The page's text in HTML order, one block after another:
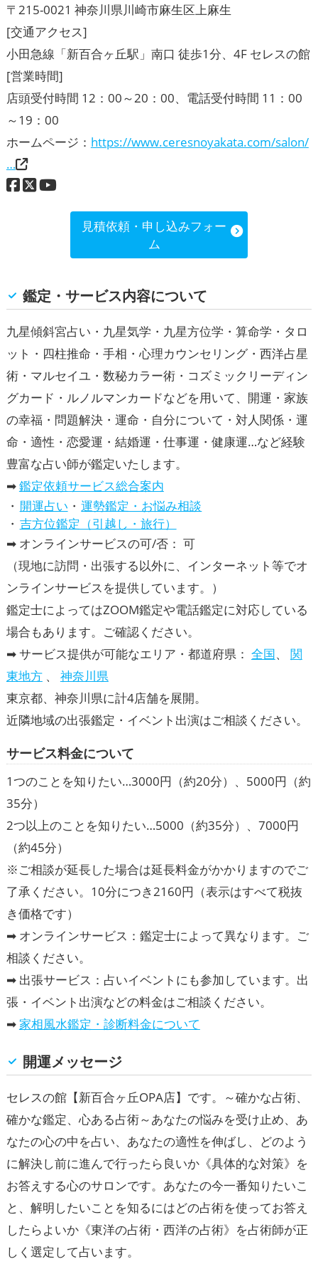
〒215-0021 神奈川県川崎市麻生区上麻生
[交通アクセス]
小田急線「新百合ヶ丘駅」南口 徒歩1分、4F セレスの館
[営業時間]
店頭受付時間 12：00～20：00、電話受付時間 11：00
～19：00
ホームページ： https://www.ceresnoyakata.com/salon/
…
見積依頼・申し込みフォー
ム
鑑定・サービス内容について
九星傾斜宮占い・九星気学・九星方位学・算命学・タロ
ット・四柱推命・手相・心理カウンセリング・西洋占星
術・マルセイユ・数秘カラー術・コズミックリーディン
グカード・ルノルマンカードなどを用いて、開運・家族
の幸福・問題解決・運命・自分について・対人関係・運
命・適性・恋愛運・結婚運・仕事運・健康運…など経験
豊富な占い師が鑑定いたします。
➡鑑定依頼サービス総合案内
開運占い
運勢鑑定・お悩み相談
吉方位鑑定（引越し・旅行）
➡ オンラインサービスの可/否： 可
（現地に訪問・出張する以外に、インターネット等でオ
ンラインサービスを提供しています。）
鑑定士によってはZOOM鑑定や電話鑑定に対応している
場合もあります。ご確認ください。
➡ サービス提供が可能なエリア・都道府県： 全国、 関
東地方、 神奈川県
東京都、神奈川県に計4店舗を展開。
近隣地域の出張鑑定・イベント出演はご相談ください。
サービス料金について
1つのことを知りたい…3000円（約20分）、5000円（約
35分）
2つ以上のことを知りたい…5000（約35分）、7000円
（約45分）
※ご相談が延長した場合は延長料金がかかりますのでご
了承ください。10分につき2160円（表示はすべて税抜
き価格です）
➡ オンラインサービス：鑑定士によって異なります。ご
相談ください。
➡ 出張サービス：占いイベントにも参加しています。出
張・イベント出演などの料金はご相談ください。
➡ 家相風水鑑定・診断料金について
開運メッセージ
セレスの館【新百合ヶ丘OPA店】です。～確かな占術、
確かな鑑定、心ある占術～あなたの悩みを受け止め、あ
なたの心の中を占い、あなたの適性を伸ばし、どのよう
に解決し前に進んで行ったら良いか《具体的な対策》を
お答えする心のサロンです。あなたの今一番知りたいこ
と、解明したいことを知るにはどの占術を使ってお答え
したらよいか《東洋の占術・西洋の占術》を占術師が正
しく選定して占います。